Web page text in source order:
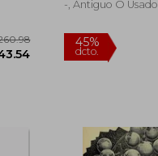
-, Antiguo O Usado,